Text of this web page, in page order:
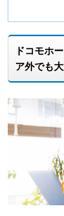
ドコモホ
ア外でも